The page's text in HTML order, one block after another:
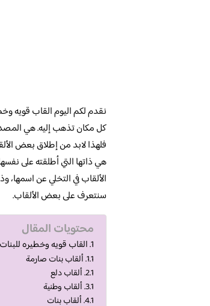
نقدم لكم اليوم القاب قويه
كل مكان تذهب إليه. هي المصدر
فلهذا لابد من إطلاق بعض
هي ذاتها التي أطلقته على
الألقاب في التخلي عن اسمها،
سنتعرف على بعض الألقاب.
محتويات المقال
القاب قويه وخطيره للبنات
ألقاب بنات صارمة
ألقاب دلع
ألقاب وطنية
ألقاب بنات